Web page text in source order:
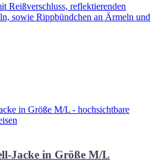
Reißverschluss, reflektierenden
sowie Rippbündchen an Ärmeln und
Jacke in Größe M/L